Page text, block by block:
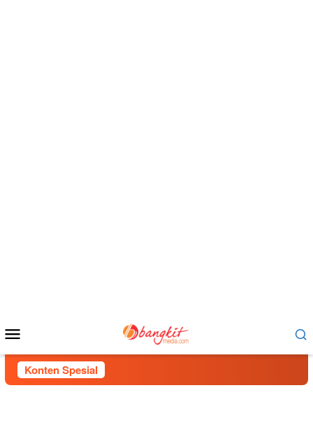
Mobile
Konten Spesial